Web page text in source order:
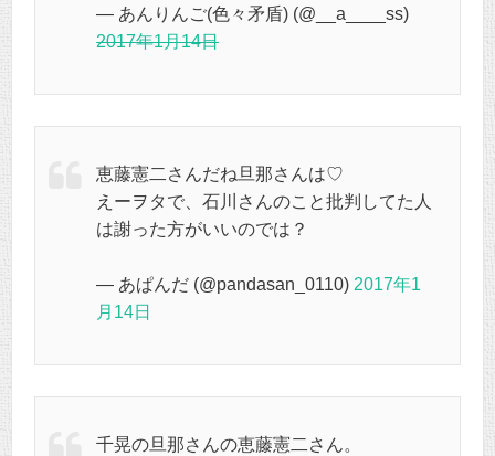
— あんりんご(色々矛盾) (@__a____ss)
2017年1月14日
恵藤憲二さんだね旦那さんは♡
えーヲタで、石川さんのこと批判してた人
は謝った方がいいのでは？
— あぱんだ (@pandasan_0110) 2017年1
月14日
千晃の旦那さんの恵藤憲二さん。